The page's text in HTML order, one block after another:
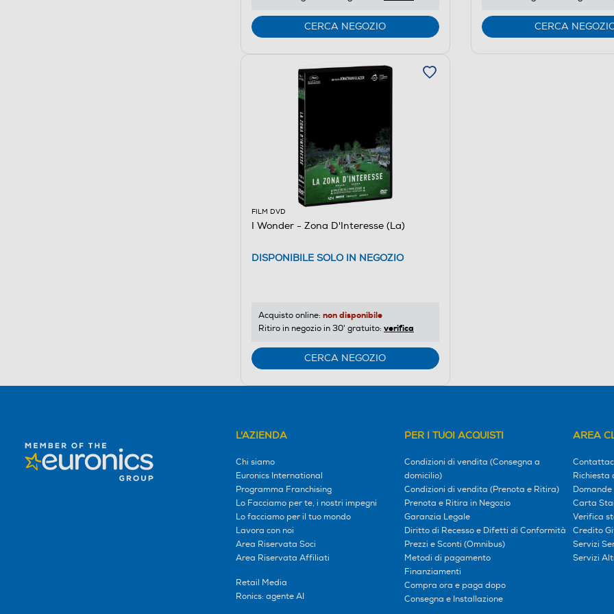
CERCA NEGOZIO CERCA
FILM DVD
I Wonder - Zona D'Interesse (La)
DISPONIBILE SOLO IN NEGOZIO
Acquisto online: non disponibile
Ritiro in negozio in 30' gratuito: verifica
CERCA NEGOZIO
L'AZIENDA
Chi siamo
Euronics International
Programma Franchising
Lo Facciamo per te, i nostri impegni
Lo facciamo per il tuo mondo
Lavora con noi
Area Riservata Soci
Area Riservata Affiliati
Retail Media
Ronics: agente AI
PER I TUOI ACQUISTI
Condizioni di vendita (Consegna a
domicilio)
Condizioni di vendita (Prenota e Ritira)
Prenota e Ritira in Negozio
Garanzia Legale
Diritto di Recesso e Difetti di Conformità
Prezzi e Sconti (Omnibus)
Metodi di pagamento
Finanziamenti
Compra ora e paga dopo
Consegna e Installazione
AREA
Richiesta
Carta
Verifica
Credito
Servizi
Servizi